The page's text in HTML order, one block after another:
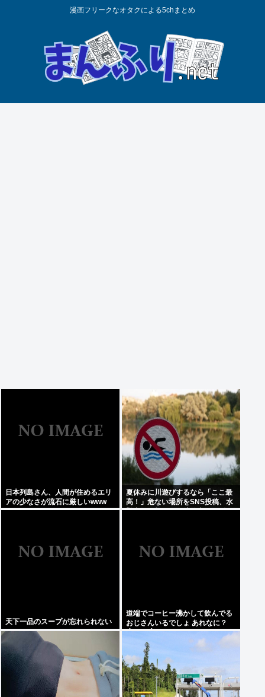
漫画フリークなオタクによる5chまとめ
日本列島さん、人間が住めるエリ
アの少なさが流石に厳しいwww
夏休みに川遊びするなら「ここ最
高！」危ない場所をSNS投稿、水
難事故が起きたら法的責任を問わ
天下一品のスープが忘れられない
道端でコーヒー沸かして飲んでる
おじさんいるでしょ あれなに？
(´・ω・`)